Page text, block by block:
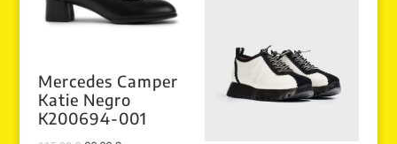
Mercedes Camper
Katie Negro
K200694-001